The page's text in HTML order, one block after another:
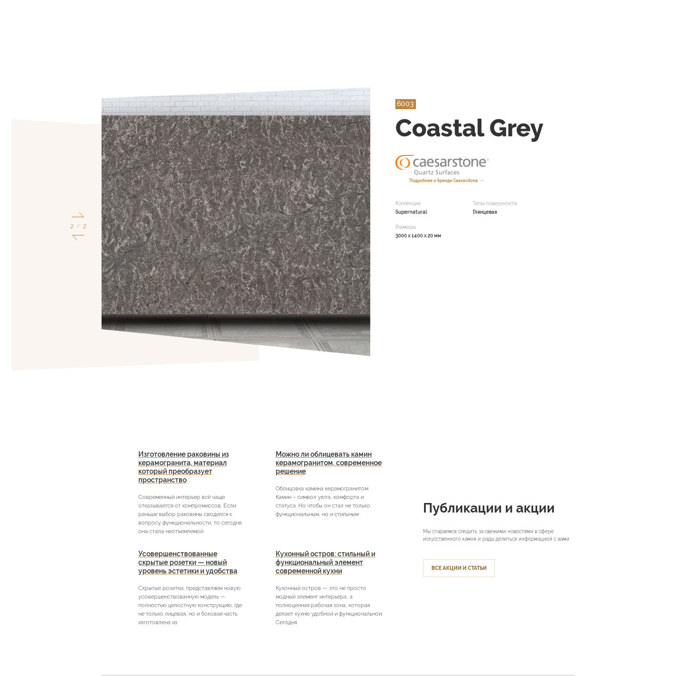
1 / 2
6003
Coastal Grey
Подробнее о бренде Caesarstone
Коллекция
Supernatural
Типы поверхности
Глянцевая
Размеры
3000 x 1400 x 20 мм
Публикации и акции
Мы стараемся следить за свежими новостями в сфере
искусственного камня и рады делиться информацией с вами
ВСЕ АКЦИИ И СТАТЬИ
Изготовление раковины из
керамогранита, материал
который преобразует
пространство
Современный интерьер всё чаще
отказывается от компромиссов. Если
раньше выбор раковины сводился к
вопросу функциональности, то сегодня
она стала неотъемлемой
Можно ли облицевать камин
керамогранитом, современное
решение
Облицовка камина керамогранитом
Камин – символ уюта, комфорта и
статуса. Но чтобы он стал не только
функциональным, но и стильным
Усовершенствованные
скрытые розетки — новый
уровень эстетики и удобства
Скрытые розетки, представляем новую
усовершенствованную модель —
полностью целостную конструкцию, где
не только лицевая, но и боковая часть
изготовлена из
Кухонный остров: стильный и
функциональный элемент
современной кухни
Кухонный остров — это не просто
модный элемент интерьера, а
полноценная рабочая зона, которая
делает кухню удобной и функциональной.
Сегодня